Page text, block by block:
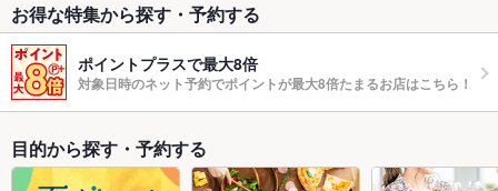
お得な特集から探す・予約する
ポイントプラスで最大8倍
対象日時のネット予約でポイントが最大8倍たまるお店はこちら！
目的から探す・予約する